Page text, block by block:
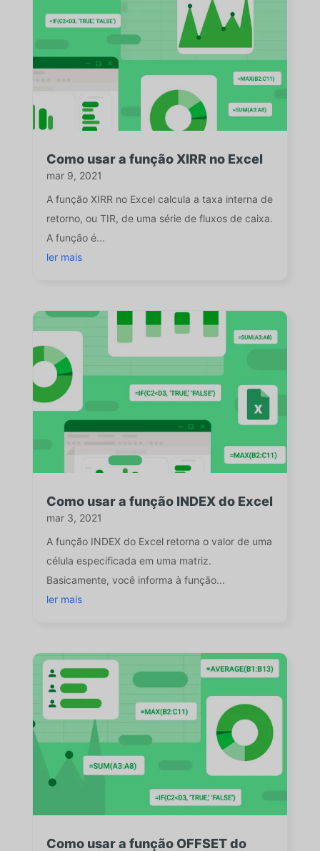
Como usar a função XIRR no Excel
mar 9, 2021
A função XIRR no Excel calcula a taxa interna de
retorno, ou TIR, de uma série de fluxos de caixa.
A função é...
ler mais
Como usar a função INDEX do Excel
mar 3, 2021
A função INDEX do Excel retorna o valor de uma
célula especificada em uma matriz.
Basicamente, você informa à função...
ler mais
Como usar a função OFFSET do